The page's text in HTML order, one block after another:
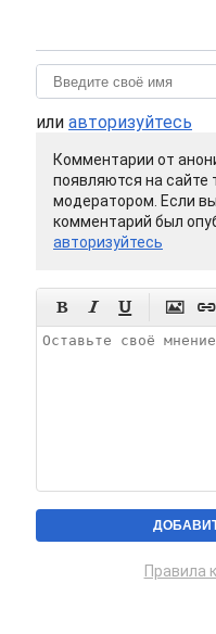
или авторизуйтесь
Комментарии от
появляются на сайте
модератором. Если
комментарий был
авторизуйтесь
    
Правила